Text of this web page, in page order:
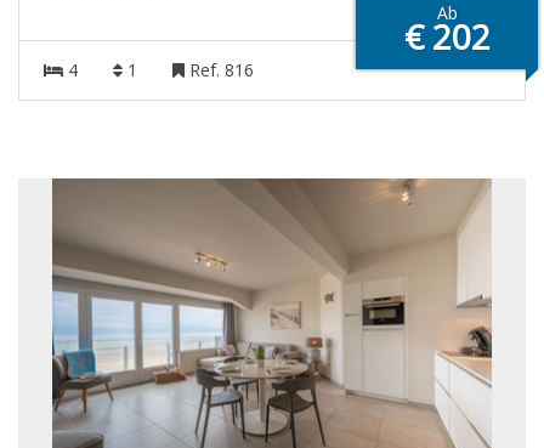
Ab
€ 202
4 1 Ref. 816